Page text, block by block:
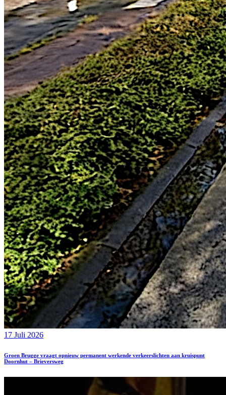
17 Juli 2026
Groen Brugge vraagt opnieuw permanent werkende verkeerslichten aan kruispunt
Doornhut – Brieversweg